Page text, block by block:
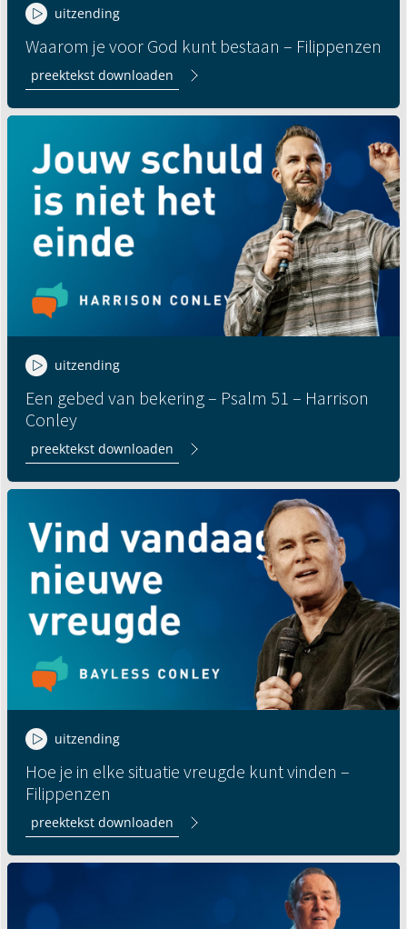
uitzending
Waarom je voor God kunt bestaan – Filippenzen
preektekst downloaden
uitzending
Een gebed van bekering – Psalm 51 – Harrison
Conley
preektekst downloaden
uitzending
Hoe je in elke situatie vreugde kunt vinden –
Filippenzen
preektekst downloaden